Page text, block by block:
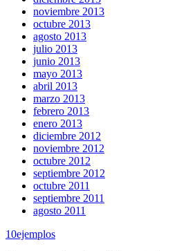
noviembre 2013
octubre 2013
agosto 2013
julio 2013
junio 2013
mayo 2013
abril 2013
marzo 2013
febrero 2013
enero 2013
diciembre 2012
noviembre 2012
octubre 2012
septiembre 2012
octubre 2011
septiembre 2011
agosto 2011
10ejemplos